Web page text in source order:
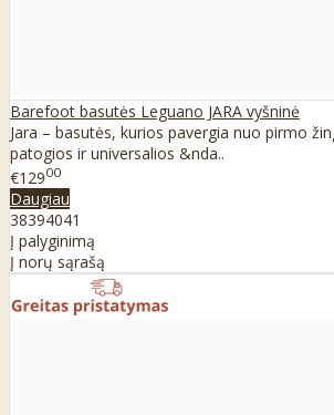
Barefoot basutės Leguano JARA vyšninė
Jara – basutės, kurios pavergia nuo pirmo
patogios ir universalios &nda..
€12900
Daugiau
38394041
Į palyginimą
Į norų sąrašą